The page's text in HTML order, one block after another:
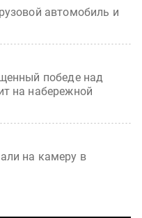
автомобиль и
победе над
на набережной
на камеру в